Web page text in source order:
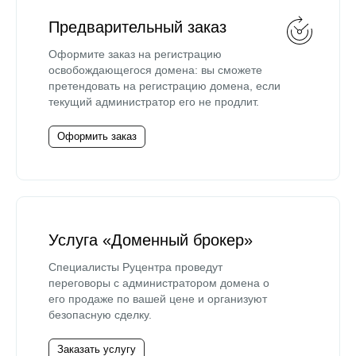
Предварительный заказ
Оформите заказ на регистрацию
освобождающегося домена: вы сможете
претендовать на регистрацию домена, если
текущий администратор его не продлит.
Оформить заказ
Услуга «Доменный брокер»
Специалисты Руцентра проведут
переговоры с администратором домена о
его продаже по вашей цене и организуют
безопасную сделку.
Заказать услугу